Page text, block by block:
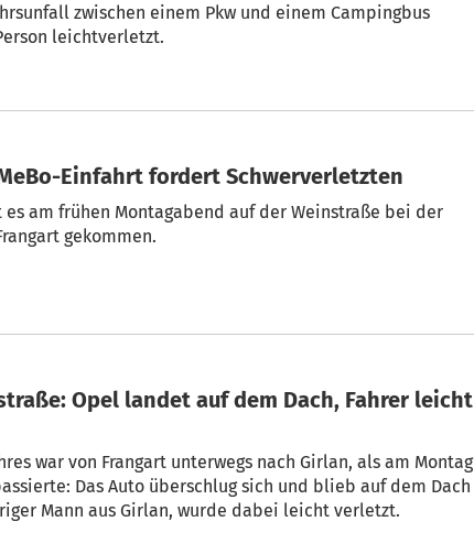
Pkw und einem Campingbus
leichtverletzt.
MeBo-Einfahrt fordert Schwerverletzten
am frühen Montagabend auf der Weinstraße bei der
gekommen.
war von Frangart unterwegs nach Girlan, als am Montag
Das Auto überschlug sich und blieb auf dem Dach
Mann aus Girlan, wurde dabei leicht verletzt.